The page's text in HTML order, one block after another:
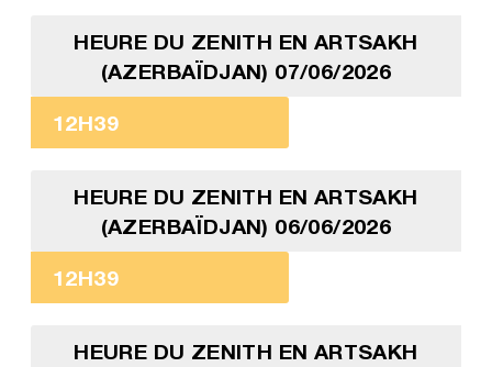
HEURE DU ZENITH EN ARTSAKH
(AZERBAÏDJAN) 07/06/2026
12H39
HEURE DU ZENITH EN ARTSAKH
(AZERBAÏDJAN) 06/06/2026
12H39
HEURE DU ZENITH EN ARTSAKH